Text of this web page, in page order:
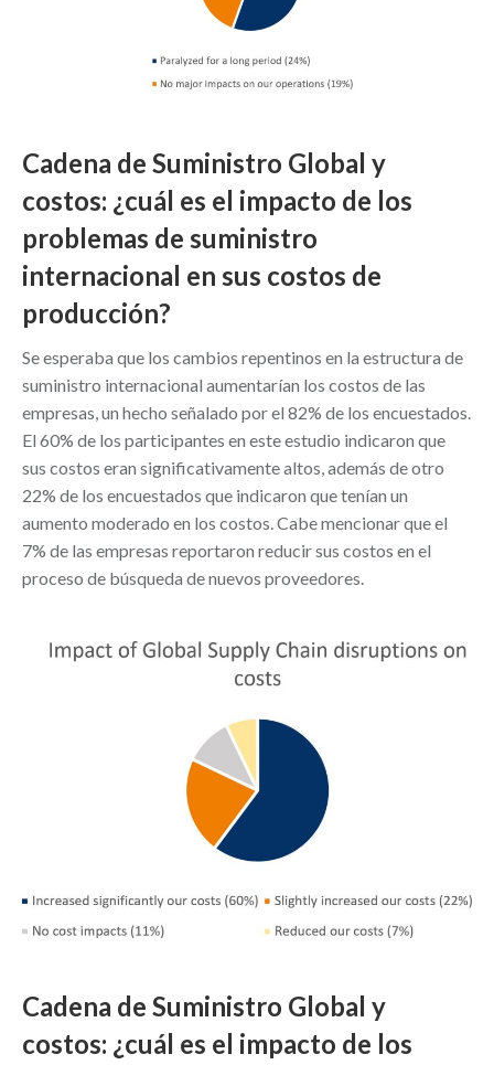
Cadena de Suministro Global y
costos: ¿cuál es el impacto de los
problemas de suministro
internacional en sus costos de
producción?
Se esperaba que los cambios repentinos en la estructura de
suministro internacional aumentarían los costos de las
empresas, un hecho señalado por el 82% de los encuestados.
El 60% de los participantes en este estudio indicaron que
sus costos eran significativamente altos, además de otro
22% de los encuestados que indicaron que tenían un
aumento moderado en los costos. Cabe mencionar que el
7% de las empresas reportaron reducir sus costos en el
proceso de búsqueda de nuevos proveedores.
Cadena de Suministro Global y
costos: ¿cuál es el impacto de los